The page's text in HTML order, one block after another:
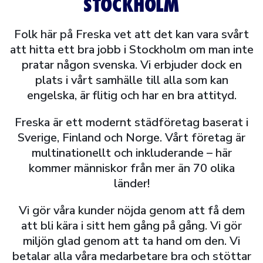
Folk här på Freska vet att det kan vara svårt
att hitta ett bra jobb i Stockholm om man inte
pratar någon svenska. Vi erbjuder dock en
plats i vårt samhälle till alla som kan
engelska, är flitig och har en bra attityd.
Freska är ett modernt städföretag baserat i
Sverige, Finland och Norge. Vårt företag är
multinationellt och inkluderande – här
kommer människor från mer än 70 olika
länder!
Vi gör våra kunder nöjda genom att få dem
att bli kära i sitt hem gång på gång. Vi gör
miljön glad genom att ta hand om den. Vi
betalar alla våra medarbetare bra och stöttar